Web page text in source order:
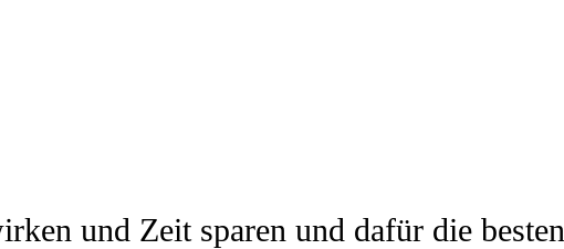
und Zeit sparen und dafür die besten